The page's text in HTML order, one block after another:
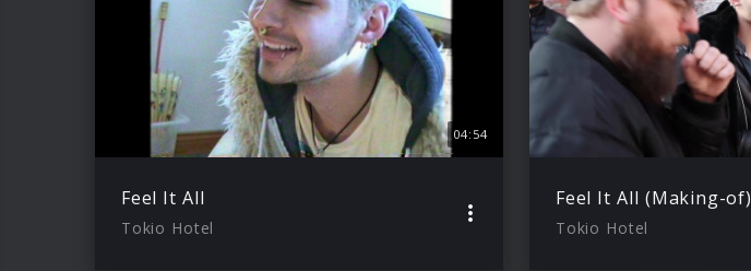
04:54
Feel It All
Tokio Hotel
Feel It All (Making-of)
Tokio Hotel